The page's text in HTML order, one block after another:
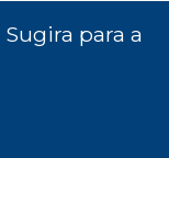
Sugira para a